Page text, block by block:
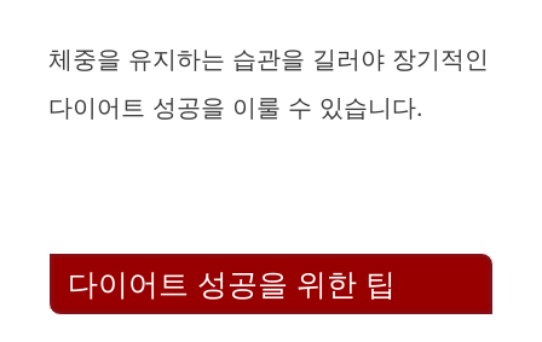
체중을 유지하는 습관을 길러야 장기적인
다이어트 성공을 이룰 수 있습니다.
다이어트 성공을 위한 팁